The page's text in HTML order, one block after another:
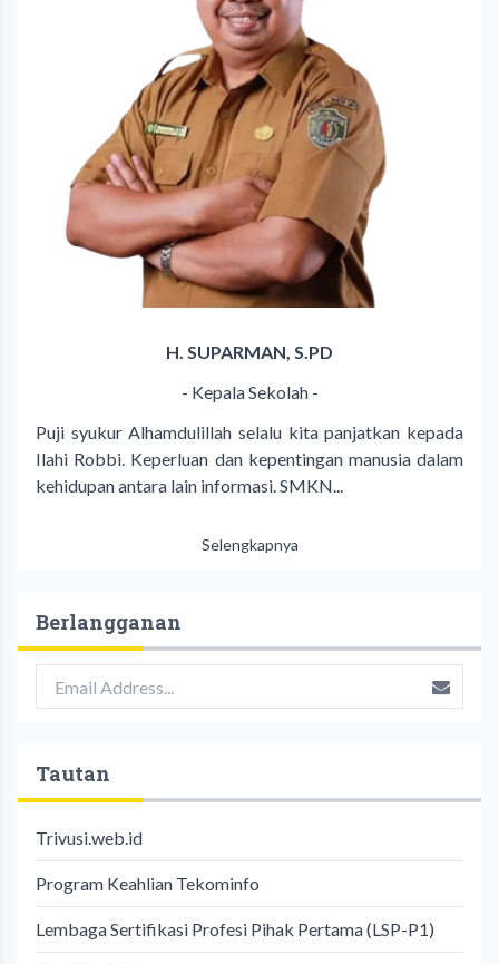
H. SUPARMAN, S.PD
- Kepala Sekolah -
Puji syukur Alhamdulillah selalu kita panjatkan kepada
Ilahi Robbi. Keperluan dan kepentingan manusia dalam
kehidupan antara lain informasi. SMKN...
Selengkapnya
Berlangganan
Tautan
Trivusi.web.id
Program Keahlian Tekominfo
Lembaga Sertifikasi Profesi Pihak Pertama (LSP-P1)